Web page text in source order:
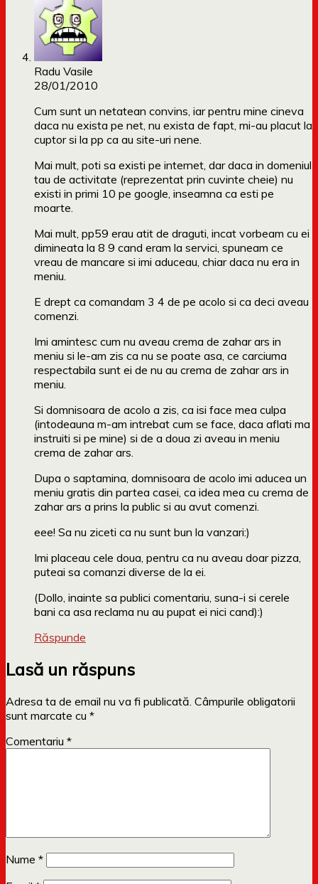
Radu Vasile
28/01/2010
Cum sunt un netatean convins, iar pentru mine cineva
daca nu exista pe net, nu exista de fapt, mi-au placut la
cuptor si la pp ca au site-uri nene.
Mai mult, poti sa existi pe internet, dar daca in domeniul
tau de activitate (reprezentat prin cuvinte cheie) nu
existi in primi 10 pe google, inseamna ca esti pe
moarte.
Mai mult, pp59 erau atit de draguti, incat vorbeam cu ei
dimineata la 8 9 cand eram la servici, spuneam ce
vreau de mancare si imi aduceau, chiar daca nu era in
meniu.
E drept ca comandam 3 4 de pe acolo si ca deci aveau
comenzi.
Imi amintesc cum nu aveau crema de zahar ars in
meniu si le-am zis ca nu se poate asa, ce carciuma
respectabila sunt ei de nu au crema de zahar ars in
meniu.
Si domnisoara de acolo a zis, ca isi face mea culpa
(intodeauna m-am intrebat cum se face, daca aflati ma
instruiti si pe mine) si de a doua zi aveau in meniu
crema de zahar ars.
Dupa o saptamina, domnisoara de acolo imi aducea un
meniu gratis din partea casei, ca idea mea cu crema de
zahar ars a prins la public si au avut comenzi.
eee! Sa nu ziceti ca nu sunt bun la vanzari:)
Imi placeau cele doua, pentru ca nu aveau doar pizza,
puteai sa comanzi diverse de la ei.
(Dollo, inainte sa publici comentariu, suna-i si cerele
bani ca asa reclama nu au pupat ei nici cand):)
Răspunde
Lasă un răspuns
Adresa ta de email nu va fi publicată. Câmpurile obligatorii
sunt marcate cu *
Comentariu *
Nume *